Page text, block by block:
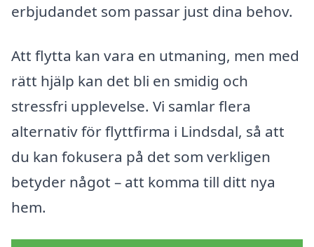
erbjudandet som passar just dina behov.
Att flytta kan vara en utmaning, men med
rätt hjälp kan det bli en smidig och
stressfri upplevelse. Vi samlar flera
alternativ för flyttfirma i Lindsdal, så att
du kan fokusera på det som verkligen
betyder något – att komma till ditt nya
hem.